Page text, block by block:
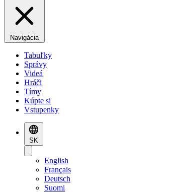
Navigácia
Tabuľky
Správy
Videá
Hráči
Tímy
Kúpte si
Vstupenky
SK
English
Français
Deutsch
Suomi